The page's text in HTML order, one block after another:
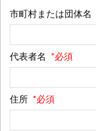
市町村または団体名
代表者名 *必須
住所 *必須